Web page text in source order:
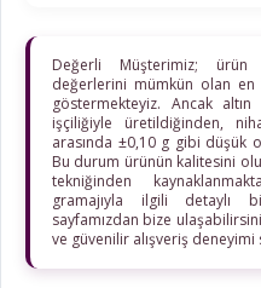
Değerli Müşterimiz;
değerlerini mümkün olan en
göstermekteyiz. Ancak
işçiliğiyle üretildiğinden,
arasında ±0,10 g gibi düşük
Bu durum ürünün kalitesini
tekniğinden
gramajıyla ilgili detaylı
sayfamızdan bize
ve güvenilir alışveriş deneyimi